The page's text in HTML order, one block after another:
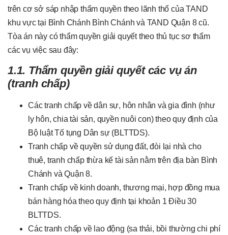
trên cơ sở sáp nhập thẩm quyền theo lãnh thổ của TAND
khu vực tại Bình Chánh Bình Chánh và TAND Quận 8 cũ.
Tòa án này có thẩm quyền giải quyết theo thủ tục sơ thẩm
các vụ việc sau đây:
1.1. Thẩm quyền giải quyết các vụ án
(tranh chấp)
Các tranh chấp về dân sự, hôn nhân và gia đình (như
ly hôn, chia tài sản, quyền nuôi con) theo quy định của
Bộ luật Tố tụng Dân sự (BLTTDS).
Tranh chấp về quyền sử dụng đất, đòi lại nhà cho
thuê, tranh chấp thừa kế tài sản nằm trên địa bàn Bình
Chánh và Quận 8.
Tranh chấp về kinh doanh, thương mại, hợp đồng mua
bán hàng hóa theo quy định tại khoản 1 Điều 30
BLTTDS.
Các tranh chấp về lao động (sa thải, bồi thường chi phí